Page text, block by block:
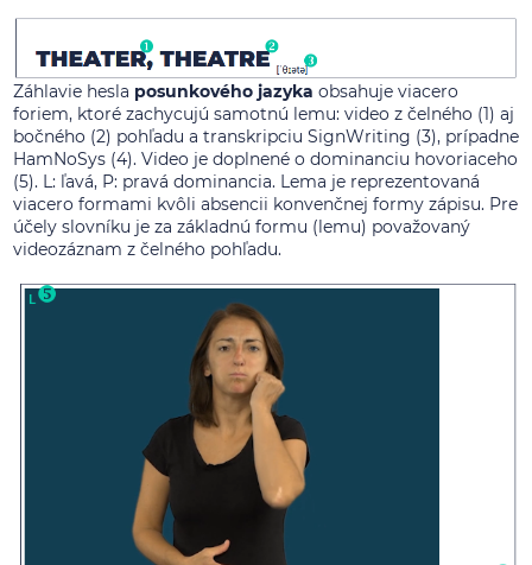
Záhlavie hesla posunkového jazyka obsahuje viacero
foriem, ktoré zachycujú samotnú lemu: video z čelného (1) aj
bočného (2) pohľadu a transkripciu SignWriting (3), prípadne
HamNoSys (4). Video je doplnené o dominanciu hovoriaceho
(5). L: ľavá, P: pravá dominancia. Lema je reprezentovaná
viacero formami kvôli absencii konvenčnej formy zápisu. Pre
účely slovníku je za základnú formu (lemu) považovaný
videozáznam z čelného pohľadu.